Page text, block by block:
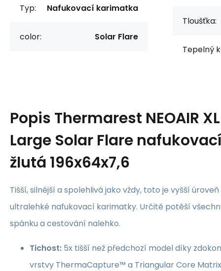
Typ: Nafukovací karimatka
color: Solar Flare
Tloušťka:
Tepelný
Popis Thermarest NEOAIR
Large Solar Flare
žlutá 196x64x7,6
Tišší, silnější a spolehlivá jako vždy, toto je vyšší
ultralehké nafukovací karimatky. Určitě potěší
spánku a cestování nalehko.
Tichost: 5x tišší než předchozí model díky
vrstvy ThermaCapture™ a Triangular Core